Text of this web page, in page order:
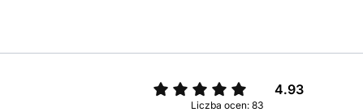
4.93
Liczba ocen: 83